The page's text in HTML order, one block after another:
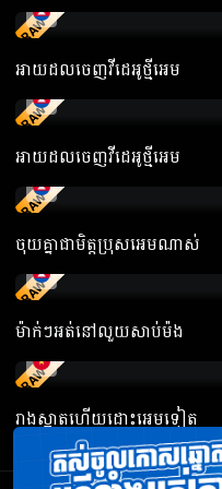
RAW
អាយដលចេញវីដេអូថ្មីអេម
RAW
អាយដលចេញវីដេអូថ្មីអេម
RAW
ចុយគ្នាជាមិត្តប្រុសអេមណាស់
RAW
ម៉ាក់ៗអត់នៅលួយសាប់ម៉ង
RAW
រាងស្អាតហើយដោះអេមទៀត